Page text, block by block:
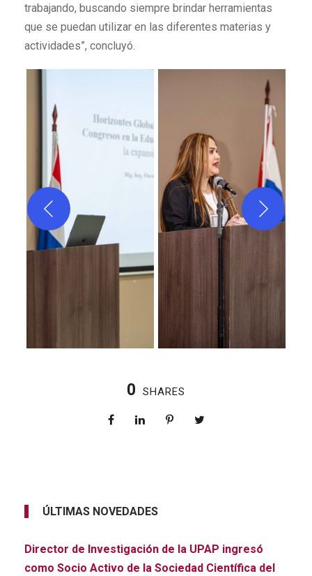
trabajando, buscando siempre brindar herramientas
que se puedan utilizar en las diferentes materias y
actividades”, concluyó.
0 SHARES
ÚLTIMAS NOVEDADES
Director de Investigación de la UPAP ingresó
como Socio Activo de la Sociedad Científica del